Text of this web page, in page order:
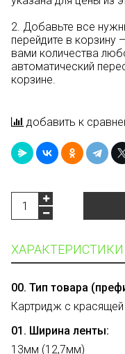
2. Добавьте все
перейдите в корзину
вами количества
автоматический
корзине.
добавить к
ХАРАКТЕРИСТИКИ
00. Тип товара
Картридж с красящей
01. Ширина ленты:
13мм (12,7мм)